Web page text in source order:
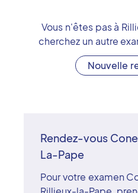
Vous n'êtes pas à
cherchez un autre
Nouvelle
Rendez-vous
La-Pape
Pour votre examen